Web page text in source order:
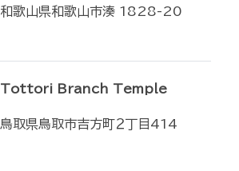
和歌山県和歌山市湊 1828-20
Tottori Branch Temple
鳥取県鳥取市吉方町２丁目414